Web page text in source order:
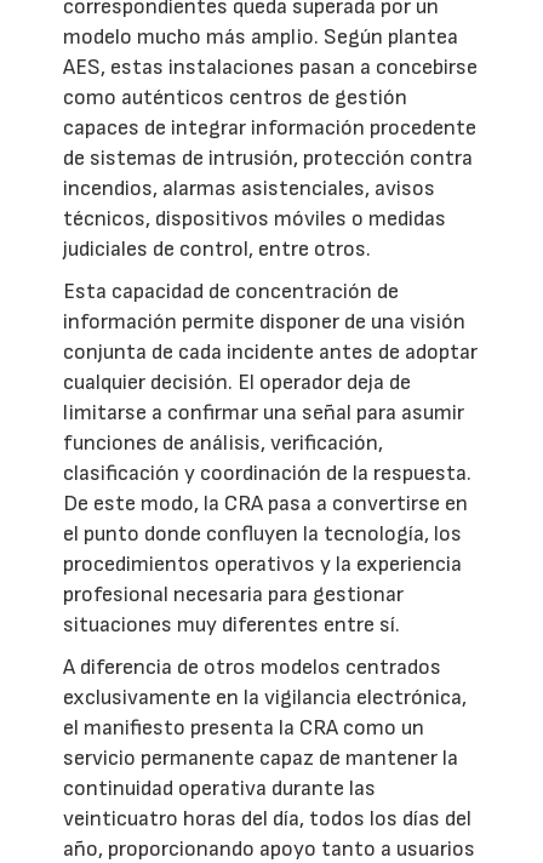
correspondientes queda superada por un
modelo mucho más amplio. Según plantea
AES, estas instalaciones pasan a concebirse
como auténticos centros de gestión
capaces de integrar información procedente
de sistemas de intrusión, protección contra
incendios, alarmas asistenciales, avisos
técnicos, dispositivos móviles o medidas
judiciales de control, entre otros.
Esta capacidad de concentración de
información permite disponer de una visión
conjunta de cada incidente antes de adoptar
cualquier decisión. El operador deja de
limitarse a confirmar una señal para asumir
funciones de análisis, verificación,
clasificación y coordinación de la respuesta.
De este modo, la CRA pasa a convertirse en
el punto donde confluyen la tecnología, los
procedimientos operativos y la experiencia
profesional necesaria para gestionar
situaciones muy diferentes entre sí.
A diferencia de otros modelos centrados
exclusivamente en la vigilancia electrónica,
el manifiesto presenta la CRA como un
servicio permanente capaz de mantener la
continuidad operativa durante las
veinticuatro horas del día, todos los días del
año, proporcionando apoyo tanto a usuarios